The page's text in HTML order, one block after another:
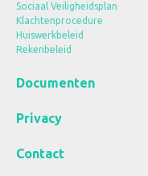
Sociaal Veiligheidsplan
Klachtenprocedure
Huiswerkbeleid
Rekenbeleid
Documenten
Privacy
Contact